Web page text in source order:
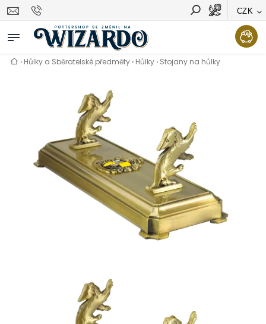
CZK
Vyhledávání Hledat
› Hůlky a Sběratelské předměty › Hůlky › Stojany na hůlky